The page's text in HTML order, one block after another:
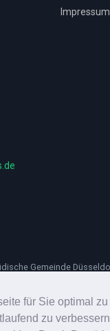
für Sie optimal zu
zu verbessern
Impressum
Gemeinde